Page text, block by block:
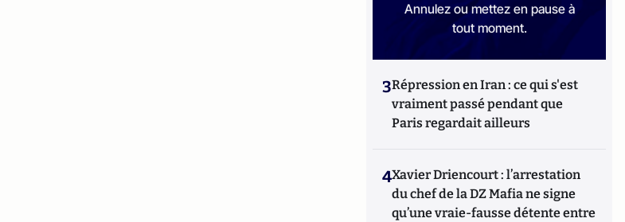
Annulez ou mettez en pause à
tout moment.
3Répression en Iran : ce qui s'est
vraiment passé pendant que
Paris regardait ailleurs
4Xavier Driencourt : l’arrestation
du chef de la DZ Mafia ne signe
qu’une vraie-fausse détente entre